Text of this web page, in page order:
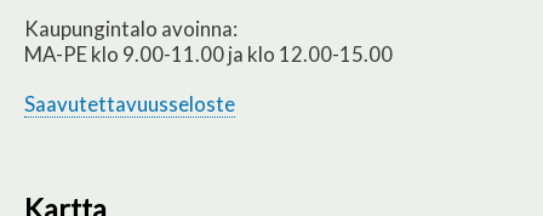
Kaupungintalo avoinna:
MA-PE klo 9.00-11.00 ja klo 12.00-15.00
Saavutettavuusseloste
Kartta